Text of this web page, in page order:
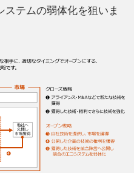
テムの弱体化を狙いま